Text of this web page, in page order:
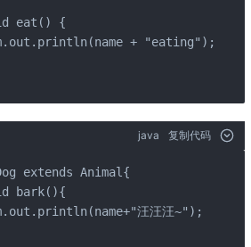
eat() {
+ "eating");
java 复制代码
extends Animal{
bark(){
汪汪汪~");